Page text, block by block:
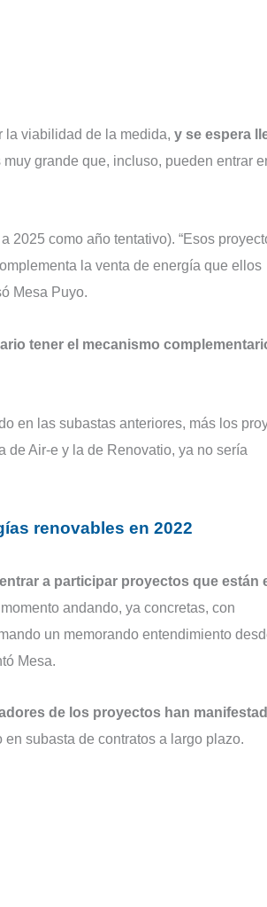
la viabilidad de la medida, y se espera
grande que, incluso, pueden entrar
2025 como año tentativo). “Esos
la venta de energía que ellos
Mesa Puyo.
tener el mecanismo
en las subastas anteriores, más los
de Air-e y la de Renovatio, ya no sería
renovables en 2022
a participar proyectos que están
andando, ya concretas, con
un memorando entendimiento
Mesa.
de los proyectos han
subasta de contratos a largo plazo.